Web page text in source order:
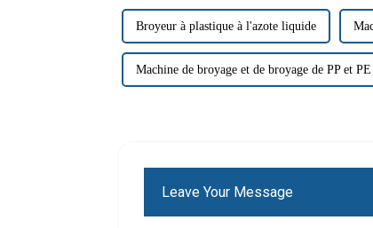
Broyeur à plastique à l'azote liquide
Machine de broyage et de broyage de PP et PE
Leave Your Message